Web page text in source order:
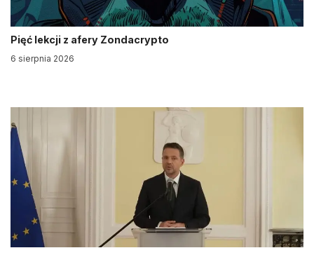
Pięć lekcji z afery Zondacrypto
6 sierpnia 2026